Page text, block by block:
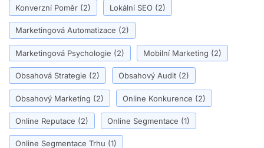
Konverzní Poměr (2) Lokální SEO (2)
Marketingová Automatizace (2)
Marketingová Psychologie (2) Mobilní Marketing (2)
Obsahová Strategie (2) Obsahový Audit (2)
Obsahový Marketing (2) Online Konkurence (2)
Online Reputace (2) Online Segmentace (1)
Online Segmentace Trhu (1)